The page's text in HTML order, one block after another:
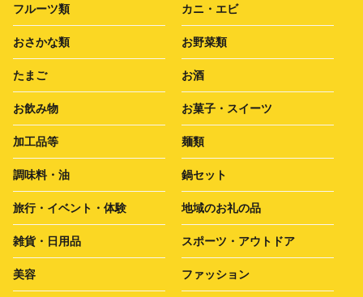
フルーツ類 カニ・エビ
おさかな類 お野菜類
たまご お酒
お飲み物 お菓子・スイーツ
加工品等 麺類
調味料・油 鍋セット
旅行・イベント・体験 地域のお礼の品
雑貨・日用品 スポーツ・アウトドア
美容 ファッション